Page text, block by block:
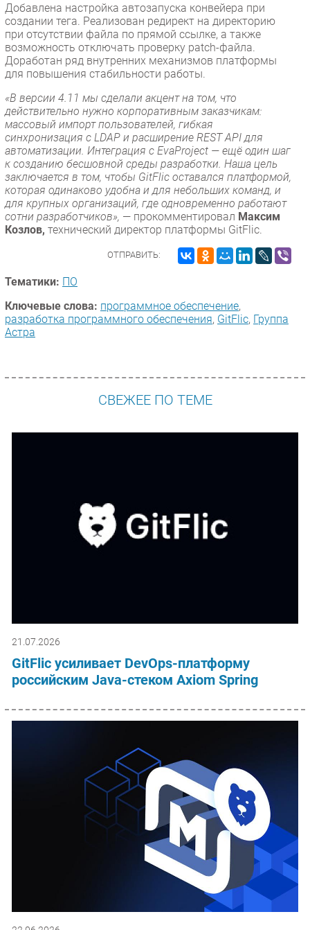
Добавлена настройка автозапуска конвейера при
создании тега. Реализован редирект на директорию
при отсутствии файла по прямой ссылке, а также
возможность отключать проверку patch-файла.
Доработан ряд внутренних механизмов платформы
для повышения стабильности работы.
«В версии 4.11 мы сделали акцент на том, что
действительно нужно корпоративным заказчикам:
массовый импорт пользователей, гибкая
синхронизация с LDAP и расширение REST API для
автоматизации. Интеграция с EvaProject — ещё один шаг
к созданию бесшовной среды разработки. Наша цель
заключается в том, чтобы GitFlic оставался платформой,
которая одинаково удобна и для небольших команд, и
для крупных организаций, где одновременно работают
сотни разработчиков», — прокомментировал Максим
Козлов, технический директор платформы GitFlic.
ОТПРАВИТЬ:
Тематики: ПО
Ключевые слова: программное обеспечение,
разработка программного обеспечения, GitFlic, Группа
Астра
СВЕЖЕЕ ПО ТЕМЕ
21.07.2026
GitFlic усиливает DevOps-платформу
российским Java-стеком Axiom Spring